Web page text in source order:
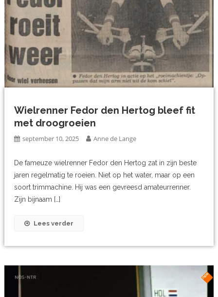
Wielrenner Fedor den Hertog bleef fit
met droogroeien
september 10, 2025 Anne de Lange
De fameuze wielrenner Fedor den Hertog zat in zijn beste
jaren regelmatig te roeien. Niet op het water, maar op een
soort trimmachine. Hij was een gevreesd amateurrenner.
Zijn bijnaam […]
Lees verder